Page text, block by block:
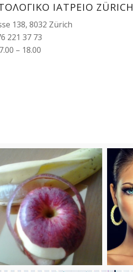
ΙΑΤΡΕΙΟ ZÜRICH
138, 8032 Zürich
221 37 73
– 18.00
Προληπτική
Ιατρική
Περισσότερα